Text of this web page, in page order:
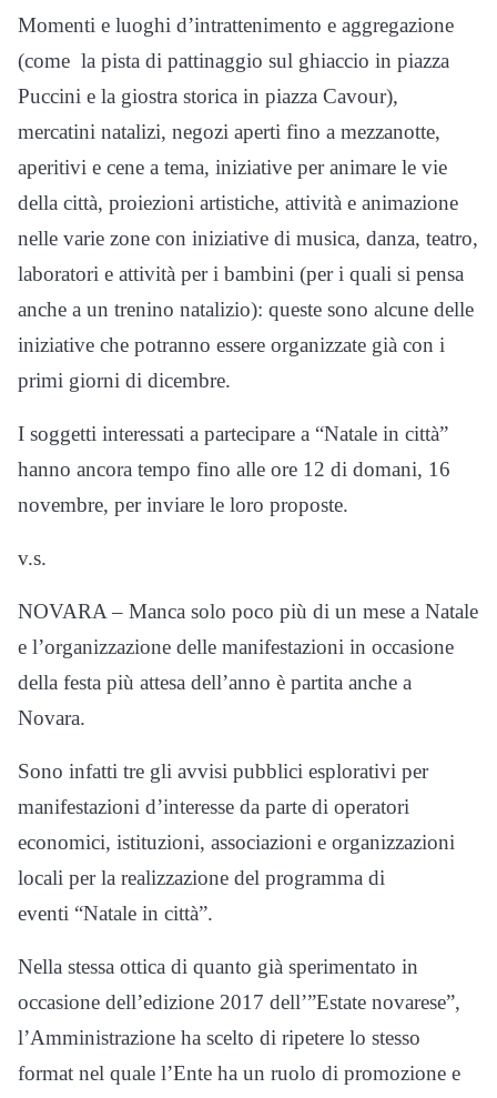
Momenti e luoghi d’intrattenimento e aggregazione
(come la pista di pattinaggio sul ghiaccio in piazza
Puccini e la giostra storica in piazza Cavour),
mercatini natalizi, negozi aperti fino a mezzanotte,
aperitivi e cene a tema, iniziative per animare le vie
della città, proiezioni artistiche, attività e animazione
nelle varie zone con iniziative di musica, danza, teatro,
laboratori e attività per i bambini (per i quali si pensa
anche a un trenino natalizio): queste sono alcune delle
iniziative che potranno essere organizzate già con i
primi giorni di dicembre.
I soggetti interessati a partecipare a “Natale in città”
hanno ancora tempo fino alle ore 12 di domani, 16
novembre, per inviare le loro proposte.
v.s.
NOVARA – Manca solo poco più di un mese a Natale
e l’organizzazione delle manifestazioni in occasione
della festa più attesa dell’anno è partita anche a
Novara.
Sono infatti tre gli avvisi pubblici esplorativi per
manifestazioni d’interesse da parte di operatori
economici, istituzioni, associazioni e organizzazioni
locali per la realizzazione del programma di
eventi “Natale in città”.
Nella stessa ottica di quanto già sperimentato in
occasione dell’edizione 2017 dell’”Estate novarese”,
l’Amministrazione ha scelto di ripetere lo stesso
format nel quale l’Ente ha un ruolo di promozione e